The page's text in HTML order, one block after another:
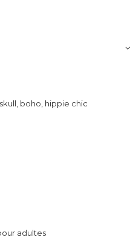
boho, hippie chic
adultes